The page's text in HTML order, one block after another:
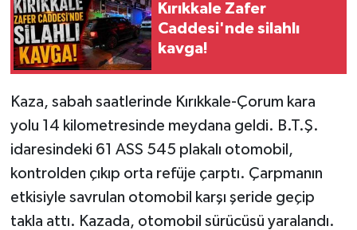
Kırıkkale Zafer
Caddesi'nde silahlı
kavga!
Kaza, sabah saatlerinde Kırıkkale-Çorum kara
yolu 14 kilometresinde meydana geldi. B.T.Ş.
idaresindeki 61 ASS 545 plakalı otomobil,
kontrolden çıkıp orta refüje çarptı. Çarpmanın
etkisiyle savrulan otomobil karşı şeride geçip
takla attı. Kazada, otomobil sürücüsü yaralandı.